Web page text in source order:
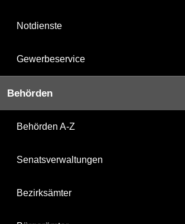
Notdienste
Gewerbeservice
Behörden
Behörden A-Z
Senatsverwaltungen
Bezirksämter